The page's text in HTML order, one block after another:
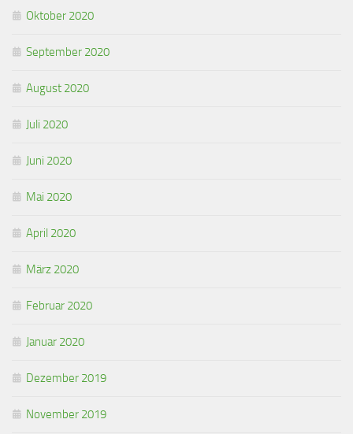
Oktober 2020
September 2020
August 2020
Juli 2020
Juni 2020
Mai 2020
April 2020
März 2020
Februar 2020
Januar 2020
Dezember 2019
November 2019